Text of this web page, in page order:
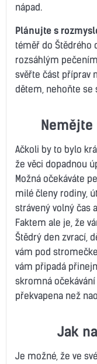
nápad.
Plánujte s
téměř do Štědrého
rozsáhlým
svěřte část příprav
dětem, nehoňte se
Nemějte
Ačkoli by to bylo
že věci dopadnou
Možná očekáváte
milé členy rodiny,
strávený volný čas
Faktem ale je, že
Štědrý den zvrací,
vám pod
vám připadá
skromná
překvapena než
Jak
Je možné, že ve